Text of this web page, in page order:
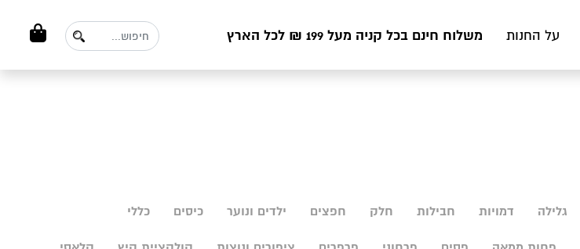
על החנות משלוח חינם בכל קניה מעל 199 ₪ לכל הארץ
גלילה דמויות חבילות חלק חפצים ילדים ונוער כיסים כללי